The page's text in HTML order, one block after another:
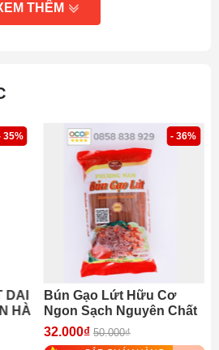
200 chip texas hold'em
THÊM
35%
DAI
HÀ
- 36%
Bún Gạo Lứt Hữu Cơ
Ngon Sạch Nguyên Chất
32.000₫ 50.000₫